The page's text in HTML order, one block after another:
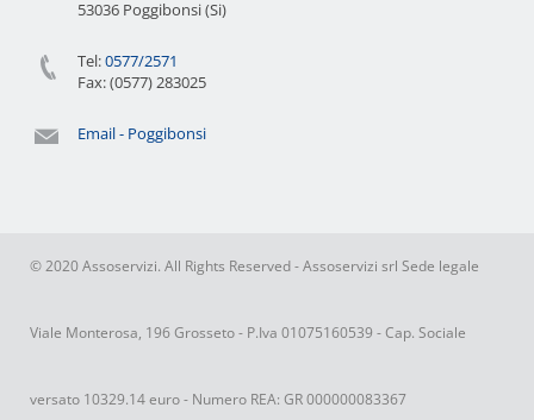
53036 Poggibonsi (Si)
Tel:0577/2571
Fax: (0577) 283025
Email - Poggibonsi
© 2020 Assoservizi. All Rights Reserved - Assoservizi srl Sede legale
Viale Monterosa, 196 Grosseto - P.Iva 01075160539 - Cap. Sociale
versato 10329.14 euro - Numero REA: GR 000000083367